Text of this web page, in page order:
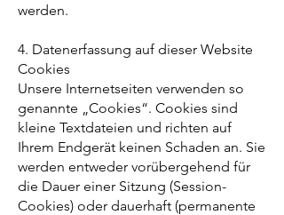
werden.
4. Datenerfassung auf dieser Website
Cookies
Unsere Internetseiten verwenden so
genannte „Cookies“. Cookies sind
kleine Textdateien und richten auf
Ihrem Endgerät keinen Schaden an. Sie
werden entweder vorübergehend für
die Dauer einer Sitzung (Session-
Cookies) oder dauerhaft (permanente